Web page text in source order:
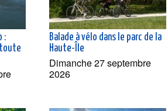
:
Balade à vélo dans le parc de la
Haute-Île
Dimanche 27 septembre
2026